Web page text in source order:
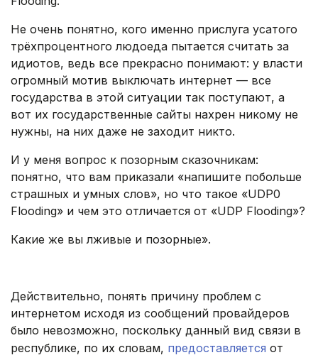
Не очень понятно, кого именно прислуга усатого
трёхпроцентного людоеда пытается считать за
идиотов, ведь все прекрасно понимают: у власти
огромный мотив выключать интернет — все
государства в этой ситуации так поступают, а
вот их государственные сайты нахрен никому не
нужны, на них даже не заходит никто.
И у меня вопрос к позорным сказочникам:
понятно, что вам приказали «напишите побольше
страшных и умных слов», но что такое «UDP0
Flooding» и чем это отличается от «UDP Flooding»?
Какие же вы лживые и позорные».
Действительно, понять причину проблем с
интернетом исходя из сообщений провайдеров
было невозможно, поскольку данный вид связи в
республике, по их словам, предоставляется от